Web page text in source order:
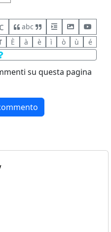
abc
È à è ì ò ù é
su questa pagina